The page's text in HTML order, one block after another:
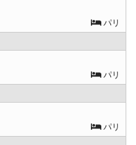
パリ
パリ
パリ